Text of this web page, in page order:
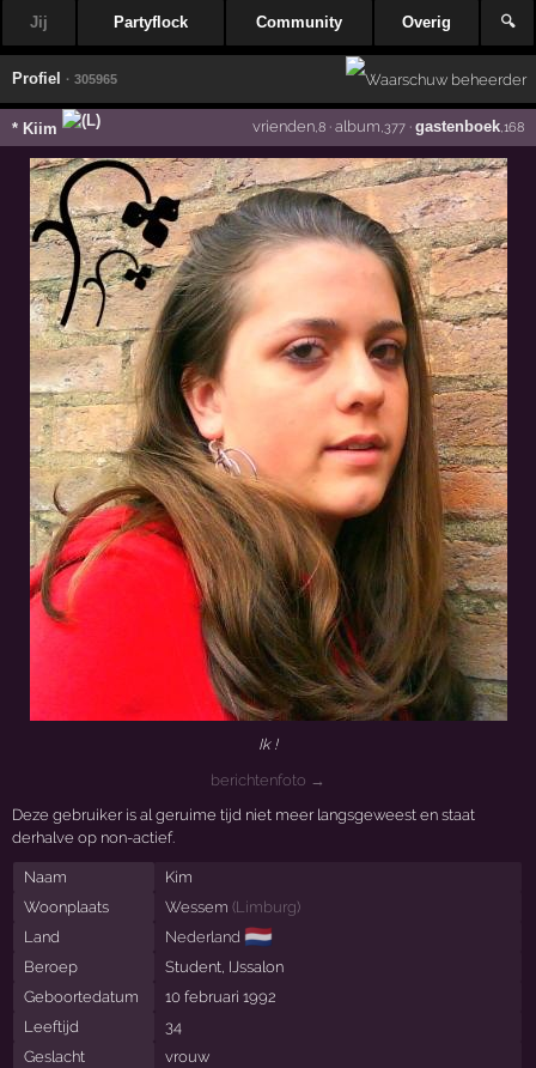
Jij Partyflock Community Overig 🔍
Profiel · 305965
* Kiim vrienden,8· album ,377· gastenboek,168
Ik !
berichtenfoto →
Deze gebruiker is al geruime tijd niet meer langsgeweest en staat
derhalve op non-actief.
Naam
Kim
Woonplaats
Wessem (Limburg)
Land
Nederland 🇳🇱
Beroep
Student, IJssalon
Geboortedatum
10 februari 1992
Leeftijd
34
Geslacht
vrouw